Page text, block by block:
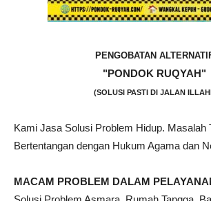
PENGOBATAN
"PONDOK RUQYAH"
(SOLUSI PASTI DI JALAN
Kami Jasa Solusi Problem Hidup. Masalah
Bertentangan dengan Hukum Agama dan
MACAM PROBLEM DALAM